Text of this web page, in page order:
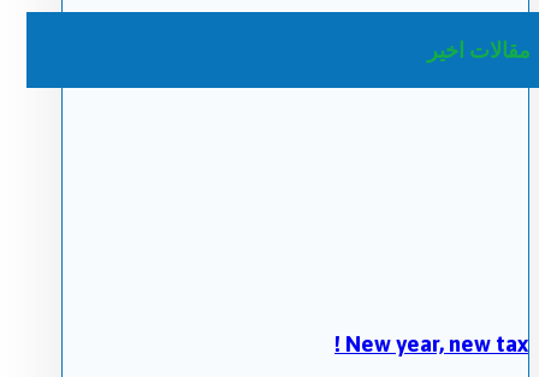
مقالات اخیر
New year, new tax !